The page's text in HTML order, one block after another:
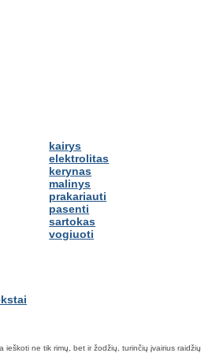
kairys
elektrolitas
kerynas
malinys
prakariauti
pasenti
sartokas
vogiuoti
ne tik rimų, bet ir žodžių, turinčių įvairius raidžių